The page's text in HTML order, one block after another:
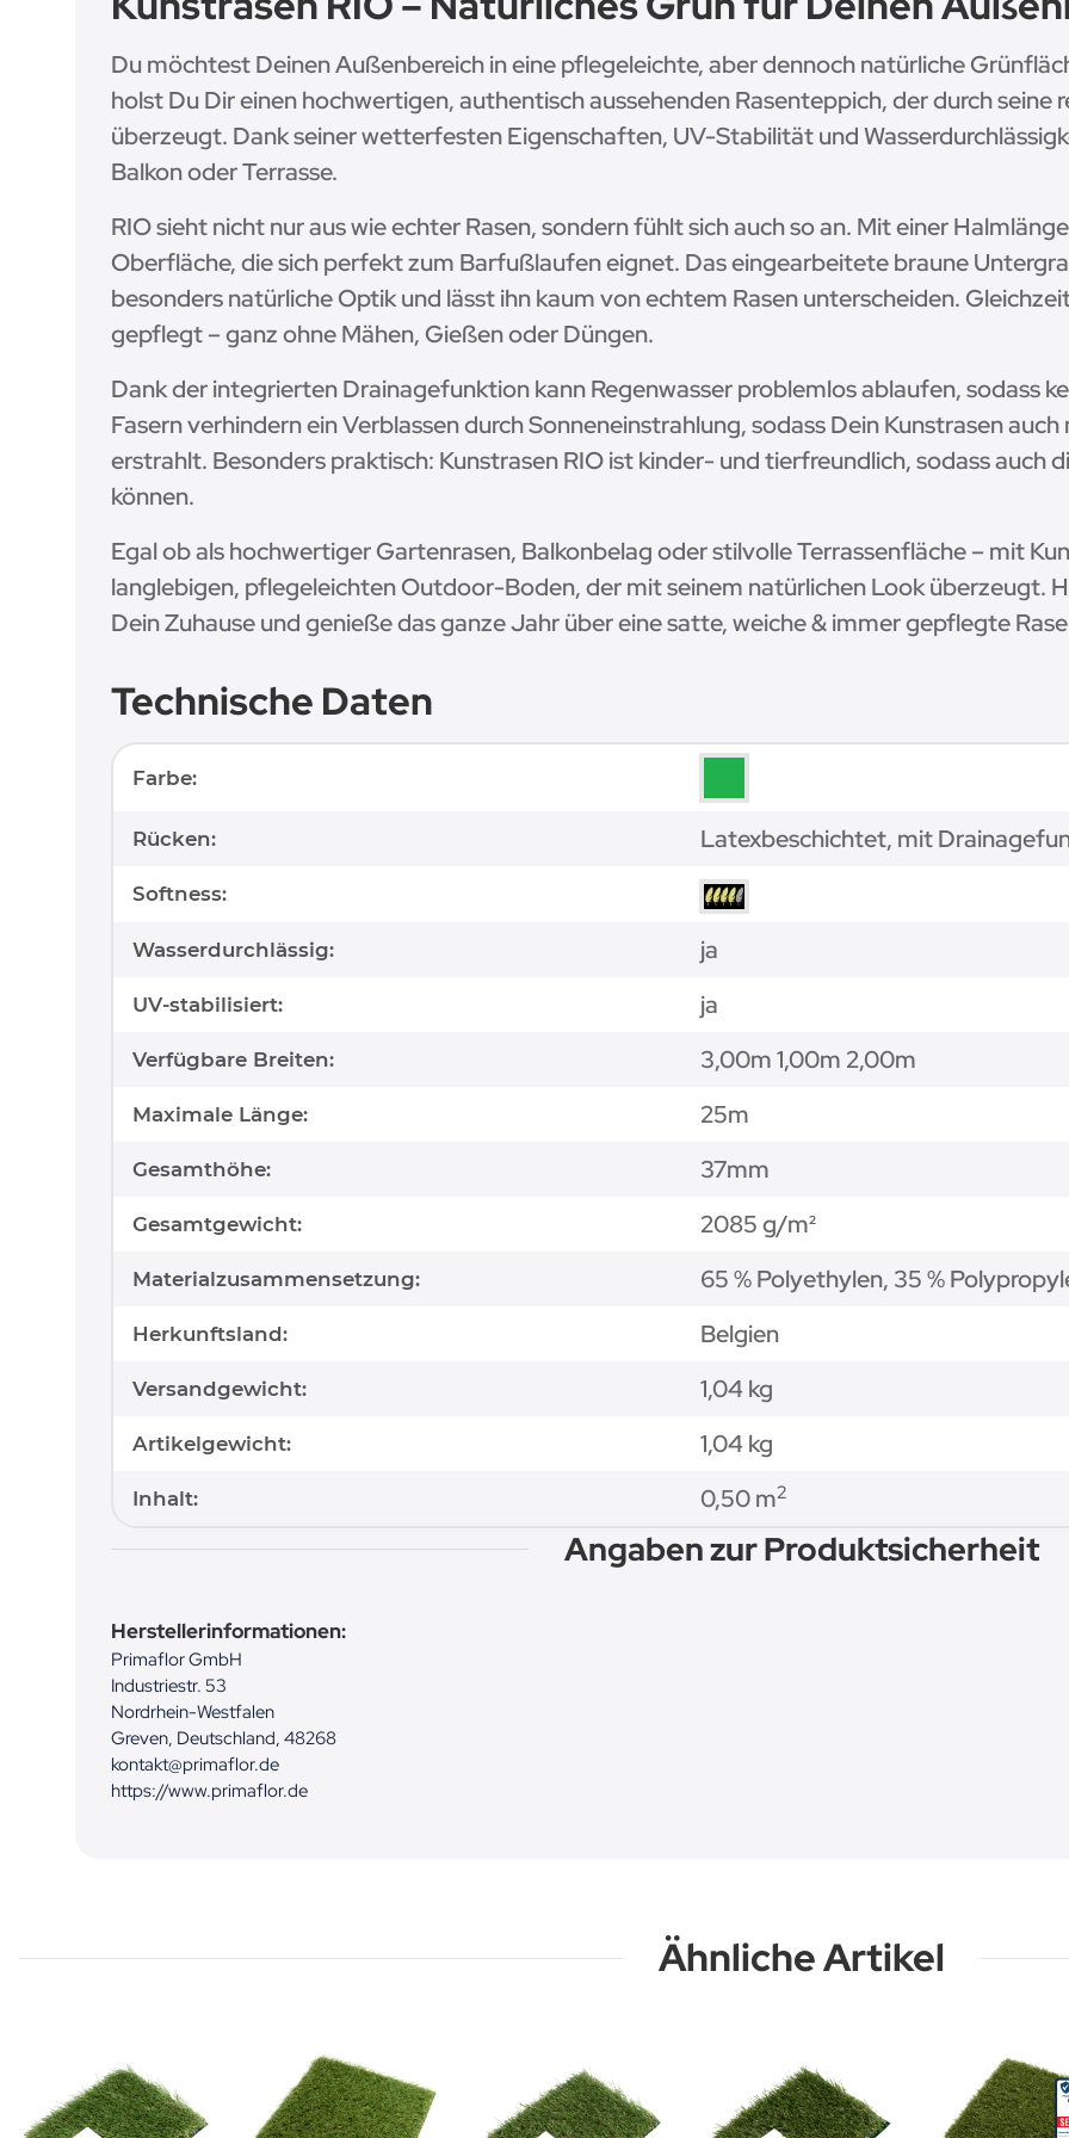
Du möchtest Deinen Außenbereich in eine pflegeleichte, aber dennoch natürliche
holst Du Dir einen hochwertigen, authentisch aussehenden Rasenteppich, der durch
überzeugt. Dank seiner wetterfesten Eigenschaften, UV-Stabilität und
Balkon oder Terrasse.
RIO sieht nicht nur aus wie echter Rasen, sondern fühlt sich auch so an. Mit einer
Oberfläche, die sich perfekt zum Barfußlaufen eignet. Das eingearbeitete braune
besonders natürliche Optik und lässt ihn kaum von echtem Rasen unterscheiden.
gepflegt – ganz ohne Mähen, Gießen oder Düngen.
Dank der integrierten Drainagefunktion kann Regenwasser problemlos ablaufen, sodass
Fasern verhindern ein Verblassen durch Sonneneinstrahlung, sodass Dein Kunstrasen
erstrahlt. Besonders praktisch: Kunstrasen RIO ist kinder- und tierfreundlich, sodass auch
können.
Egal ob als hochwertiger Gartenrasen, Balkonbelag oder stilvolle Terrassenfläche – mit
langlebigen, pflegeleichten Outdoor-Boden, der mit seinem natürlichen Look überzeugt.
Dein Zuhause und genieße das ganze Jahr über eine satte, weiche & immer gepflegte
Technische Daten
Produkteigenschaft
Wert
Farbe:
Rücken: Latexbeschichtet, mit
Softness:
Wasserdurchlässig: ja
UV-stabilisiert: ja
Verfügbare Breiten: 3,00m 1,00m 2,00m
Maximale Länge: 25m
Gesamthöhe: 37mm
Gesamtgewicht: 2085 g/m²
Materialzusammensetzung: 65 % Polyethylen, 35 %
Herkunftsland: Belgien
Versandgewicht: 1,04 kg
Artikelgewicht: 1,04kg
Inhalt: 0,50 m2
Angaben zur Produktsicherheit
Herstellerinformationen:
Primaflor GmbH
Industriestr. 53
Nordrhein-Westfalen
Greven, Deutschland, 48268
kontakt@primaflor.de
https://www.primaflor.de
Ähnliche Artikel